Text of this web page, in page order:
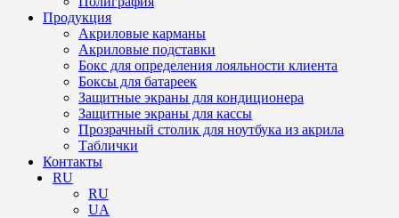
Продукция
Акриловые карманы
Акриловые подставки
Бокс для определения лояльности клиента
Боксы для батареек
Защитные экраны для кондиционера
Защитные экраны для кассы
Прозрачный столик для ноутбука из акрила
Таблички
Контакты
RU
RU
UA